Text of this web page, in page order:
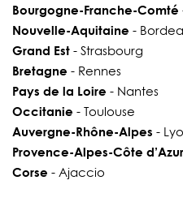
Bourgogne-Franche-Comté
Nouvelle-Aquitaine -
Grand Est- Strasbourg
Bretagne - Rennes
Pays de la Loire - Nantes
Occitanie - Toulouse
Auvergne-Rhône-Alpes -
Provence-Alpes-Côte d’Azur
Corse - Ajaccio